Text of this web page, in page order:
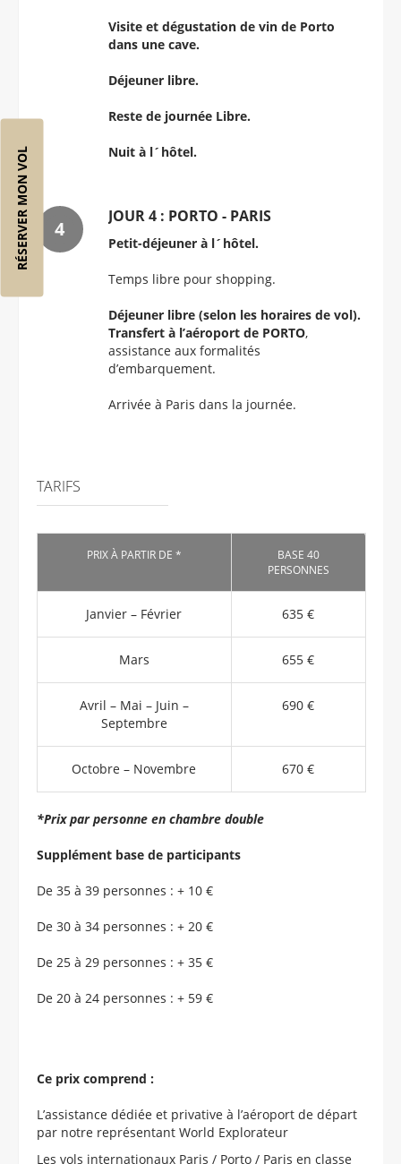
RÉSERVER MON VOL
Visite et dégustation de vin de Porto
dans une cave.
Déjeuner libre.
Reste de journée Libre.
Nuit à l´hôtel.
JOUR 4 : PORTO - PARIS
Petit-déjeuner à l´hôtel.
Temps libre pour shopping.
Déjeuner libre (selon les horaires de vol).
Transfert à l’aéroport de PORTO,
assistance aux formalités
d’embarquement.
Arrivée à Paris dans la journée.
TARIFS
PRIX À PARTIR DE *
BASE 40
PERSONNES
Janvier – Février 635 €
Mars 655 €
Avril – Mai – Juin –
Septembre
690 €
Octobre – Novembre 670 €
*Prix par personne en chambre double
Supplément base de participants
De 35 à 39 personnes : + 10 €
De 30 à 34 personnes : + 20 €
De 25 à 29 personnes : + 35 €
De 20 à 24 personnes : + 59 €
Ce prix comprend :
L’assistance dédiée et privative à l’aéroport de départ
par notre représentant World Explorateur
Les vols internationaux Paris / Porto / Paris en classe